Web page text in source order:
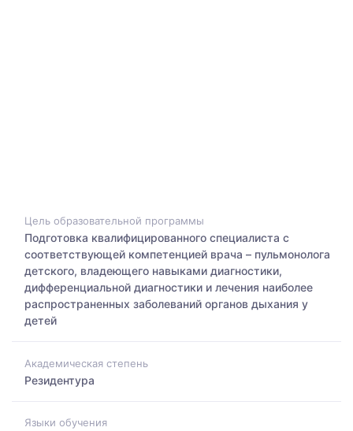
Цель образовательной программы
Подготовка квалифицированного специалиста с
соответствующей компетенцией врача – пульмонолога
детского, владеющего навыками диагностики,
дифференциальной диагностики и лечения наиболее
распространенных заболеваний органов дыхания у
детей
Академическая степень
Резидентура
Языки обучения